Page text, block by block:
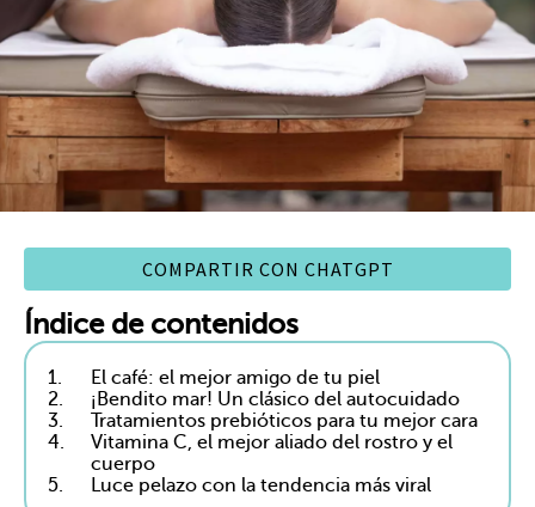
COMPARTIR CON CHATGPT
Índice de contenidos
1.
El café: el mejor amigo de tu piel
2.
¡Bendito mar! Un clásico del autocuidado
3.
Tratamientos prebióticos para tu mejor cara
4.
Vitamina C, el mejor aliado del rostro y el
cuerpo
5.
Luce pelazo con la tendencia más viral